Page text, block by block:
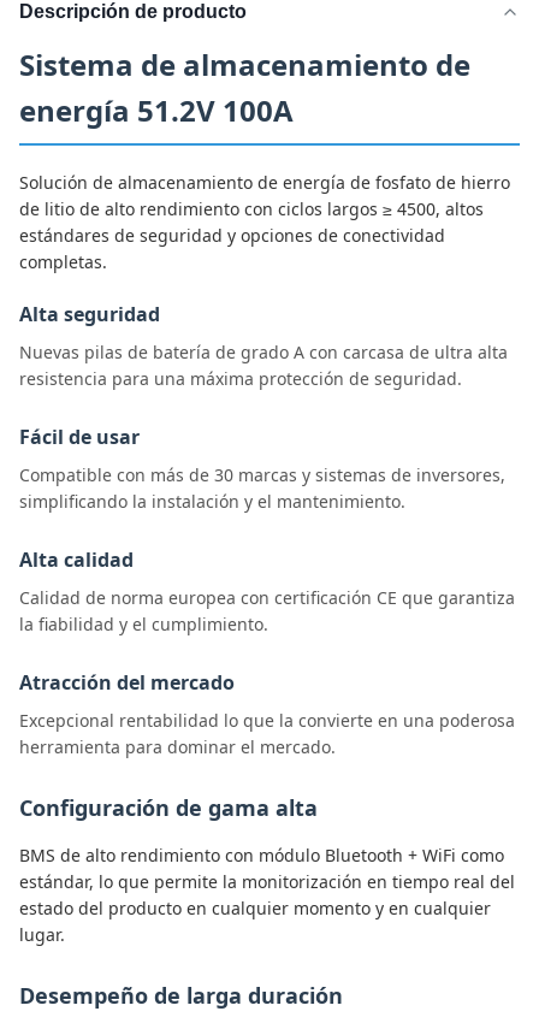
Descripción de producto
Sistema de almacenamiento de
energía 51.2V 100A
Solución de almacenamiento de energía de fosfato de hierro
de litio de alto rendimiento con ciclos largos ≥ 4500, altos
estándares de seguridad y opciones de conectividad
completas.
Alta seguridad
Nuevas pilas de batería de grado A con carcasa de ultra alta
resistencia para una máxima protección de seguridad.
Fácil de usar
Compatible con más de 30 marcas y sistemas de inversores,
simplificando la instalación y el mantenimiento.
Alta calidad
Calidad de norma europea con certificación CE que garantiza
la fiabilidad y el cumplimiento.
Atracción del mercado
Excepcional rentabilidad lo que la convierte en una poderosa
herramienta para dominar el mercado.
Configuración de gama alta
BMS de alto rendimiento con módulo Bluetooth + WiFi como
estándar, lo que permite la monitorización en tiempo real del
estado del producto en cualquier momento y en cualquier
lugar.
Desempeño de larga duración